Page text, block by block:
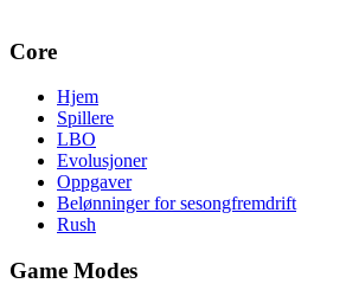
Core
Hjem
Spillere
LBO
Evolusjoner
Oppgaver
Belønninger for sesongfremdrift
Rush
Game Modes